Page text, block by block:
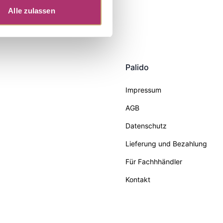
Alle zulassen
Palido
Impressum
AGB
Datenschutz
Lieferung und Bezahlung
Für Fachhhändler
Kontakt